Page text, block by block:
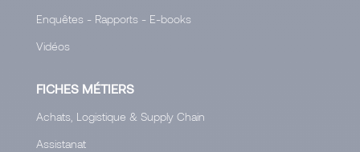
Enquêtes - Rapports - E-books
Vidéos
FICHES MÉTIERS
Achats, Logistique & Supply Chain
Assistanat